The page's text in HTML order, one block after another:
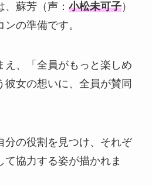
蘇芳（声： 小松未可子）
の準備です。
え、「全員がもっと楽しめ
彼女の想いに、全員が賛同
分の役割を見つけ、それぞ
て協力する姿が描かれま